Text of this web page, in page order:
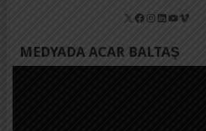
X Facebook
Instagram
LinkedIn
YouTube
Vimeo
MEDYADA ACAR BALTAŞ